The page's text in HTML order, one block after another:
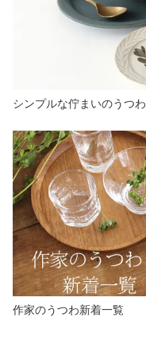
シンプルな佇まいのうつわ
作家のうつわ新着一覧